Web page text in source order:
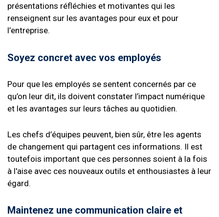
présentations réfléchies et motivantes qui les
renseignent sur les avantages pour eux et pour
l’entreprise.
Soyez concret avec vos employés
Pour que les employés se sentent concernés par ce
qu’on leur dit, ils doivent constater l’impact numérique
et les avantages sur leurs tâches au quotidien.
Les chefs d’équipes peuvent, bien sûr, être les agents
de changement qui partagent ces informations. Il est
toutefois important que ces personnes soient à la fois
à l'aise avec ces nouveaux outils et enthousiastes à leur
égard.
Maintenez une communication claire et